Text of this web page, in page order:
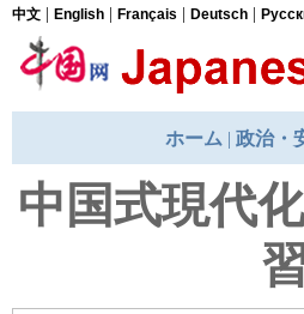
中文 English Français Deutsch
ホーム |政治・
中国式現代